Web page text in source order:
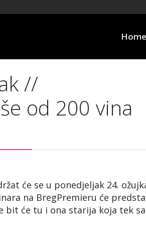
Home
//
od 200 vina
će se u ponedjeljak 24.
na BregPremieru će
bit će tu i ona starija koja tek